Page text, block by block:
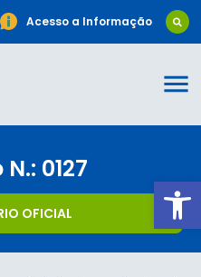
Acesso a Informação
0127
OFICIAL